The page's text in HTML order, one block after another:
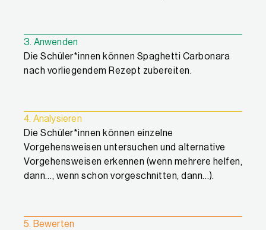
3. Anwenden
Die Schüler*innen können Spaghetti Carbonara
nach vorliegendem Rezept zubereiten.
4. Analysieren
Die Schüler*innen können einzelne
Vorgehensweisen untersuchen und alternative
Vorgehensweisen erkennen (wenn mehrere helfen,
dann…, wenn schon vorgeschnitten, dann…).
5. Bewerten